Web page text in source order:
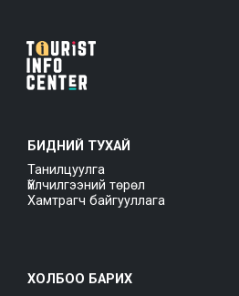
БИДНИЙ ТУХАЙ
Танилцуулга
Үйлчилгээний төрөл
Хамтрагч байгууллага
ХОЛБОО БАРИХ